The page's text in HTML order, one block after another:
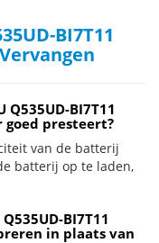
BI7T11
BI7T11
goed presteert?
van de batterij
batterij op te laden,
BI7T11
in plaats van